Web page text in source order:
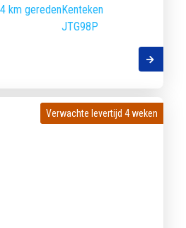
km geredenKenteken
JTG98P
Verwachte levertijd 4 weken
Verwachte levertijd 4 weken